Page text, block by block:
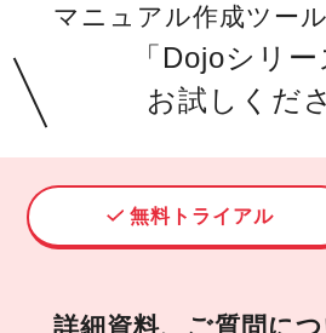
マニュアル作成ツー
「Dojoシリ
お試しくだ
無料トライアル